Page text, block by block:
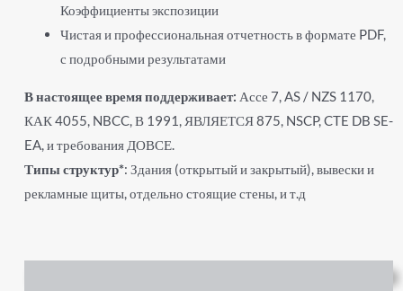
Коэффициенты экспозиции
Чистая и профессиональная отчетность в формате PDF,
с подробными результатами
В настоящее время поддерживает: Ассе 7, AS / NZS 1170,
КАК 4055, NBCC, В 1991, ЯВЛЯЕТСЯ 875, NSCP, CTE DB SE-
EA, и требования ДОВСЕ.
Типы структур*: Здания (открытый и закрытый), вывески и
рекламные щиты, отдельно стоящие стены, и т.д